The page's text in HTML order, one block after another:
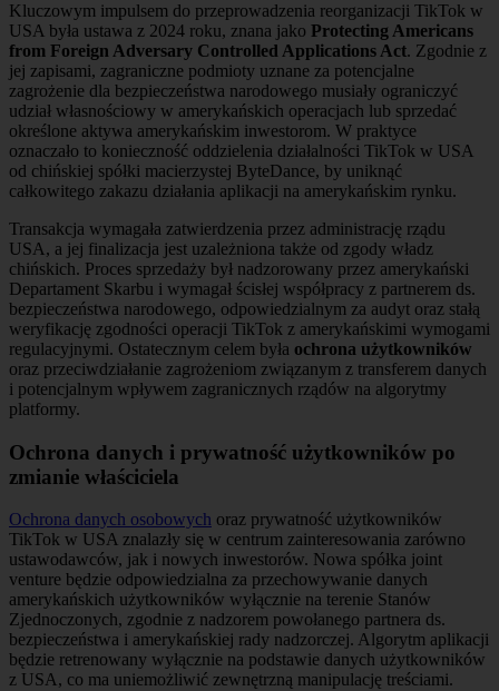
Kluczowym impulsem do przeprowadzenia reorganizacji TikTok w
USA była ustawa z 2024 roku, znana jako Protecting Americans
from Foreign Adversary Controlled Applications Act. Zgodnie z
jej zapisami, zagraniczne podmioty uznane za potencjalne
zagrożenie dla bezpieczeństwa narodowego musiały ograniczyć
udział własnościowy w amerykańskich operacjach lub sprzedać
określone aktywa amerykańskim inwestorom. W praktyce
oznaczało to konieczność oddzielenia działalności TikTok w USA
od chińskiej spółki macierzystej ByteDance, by uniknąć
całkowitego zakazu działania aplikacji na amerykańskim rynku.
Transakcja wymagała zatwierdzenia przez administrację rządu
USA, a jej finalizacja jest uzależniona także od zgody władz
chińskich. Proces sprzedaży był nadzorowany przez amerykański
Departament Skarbu i wymagał ścisłej współpracy z partnerem ds.
bezpieczeństwa narodowego, odpowiedzialnym za audyt oraz stałą
weryfikację zgodności operacji TikTok z amerykańskimi wymogami
regulacyjnymi. Ostatecznym celem była ochrona użytkowników
oraz przeciwdziałanie zagrożeniom związanym z transferem danych
i potencjalnym wpływem zagranicznych rządów na algorytmy
platformy.
Ochrona danych i prywatność użytkowników po
zmianie właściciela
Ochrona danych osobowych oraz prywatność użytkowników
TikTok w USA znalazły się w centrum zainteresowania zarówno
ustawodawców, jak i nowych inwestorów. Nowa spółka joint
venture będzie odpowiedzialna za przechowywanie danych
amerykańskich użytkowników wyłącznie na terenie Stanów
Zjednoczonych, zgodnie z nadzorem powołanego partnera ds.
bezpieczeństwa i amerykańskiej rady nadzorczej. Algorytm aplikacji
będzie retrenowany wyłącznie na podstawie danych użytkowników
z USA, co ma uniemożliwić zewnętrzną manipulację treściami.